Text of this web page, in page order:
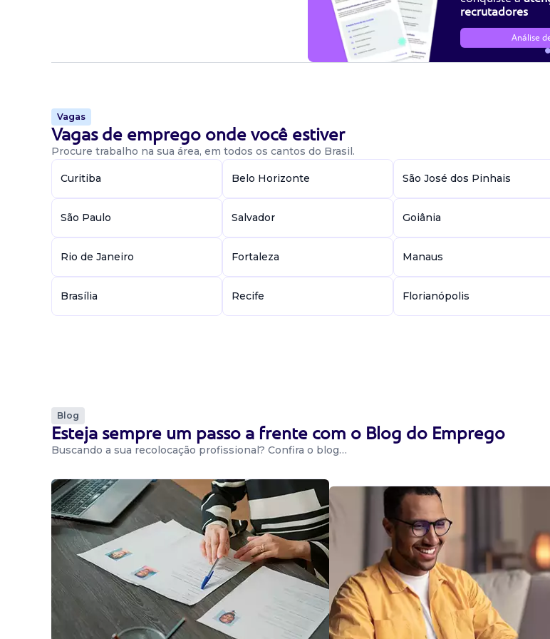
publicidade e parceiros de mídia para garantir a execução eficaz das campanhas e projetos
recrutadores
Análise
Vagas
Vagas de emprego onde você estiver
Procure trabalho na sua área, em todos os cantos do Brasil.
Curitiba Belo Horizonte São José dos Pinhais
São Paulo Salvador Goiânia
Rio de Janeiro Fortaleza Manaus
Brasília Recife Florianópolis
Blog
Esteja sempre um passo a frente com o Blog do Emprego
Buscando a sua recolocação profissional? Confira o blog…